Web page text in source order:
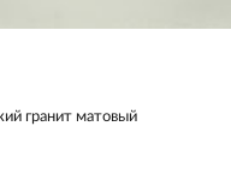
гранит матовый